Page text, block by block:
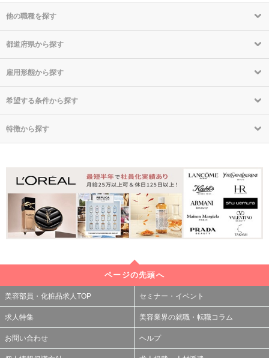
他の職種を探す
都道府県から探す
雇用形態から探す
希望する条件から探す
特徴から探す
ページの先頭へ
美容部員・化粧品求人TOP セミナー・イベント
求人特集 美容業界の就職・転職コラム
お問い合わせ ヘルプ